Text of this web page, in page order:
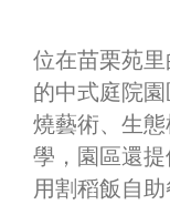
位在苗栗苑
的中式庭院園
燒藝術、 生
學，園區還
用割稻飯自